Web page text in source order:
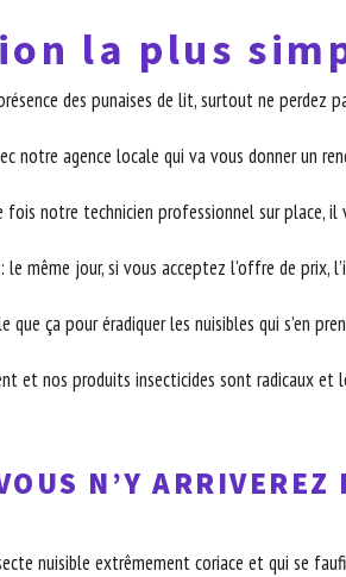
la plus
des punaises de lit, surtout ne
notre agence locale qui va vous donner un
fois notre technicien professionnel sur
même jour, si vous acceptez l’offre de prix,
que ça pour éradiquer les nuisibles qui s’en
et nos produits insecticides sont radicaux et
N’Y
nuisible extrêmement coriace et qui se